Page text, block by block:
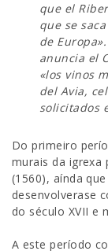
que el
que se
de
anuncia el
«los vinos
del Avia,
solicitados
Do primeiro
murais da igrexa
(1560), aínda
desenvolverase
do século XVII e
A este período